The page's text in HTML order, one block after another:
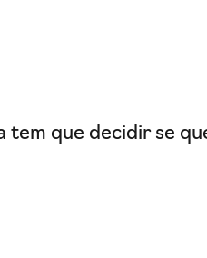
tem que decidir se